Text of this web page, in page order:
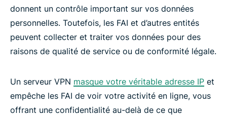
donnent un contrôle important sur vos données
personnelles. Toutefois, les FAI et d’autres entités
peuvent collecter et traiter vos données pour des
raisons de qualité de service ou de conformité légale.
Un serveur VPN masque votre véritable adresse IP et
empêche les FAI de voir votre activité en ligne, vous
offrant une confidentialité au-delà de ce que